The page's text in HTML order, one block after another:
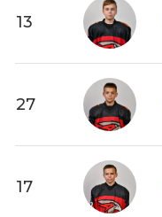
13
27
17